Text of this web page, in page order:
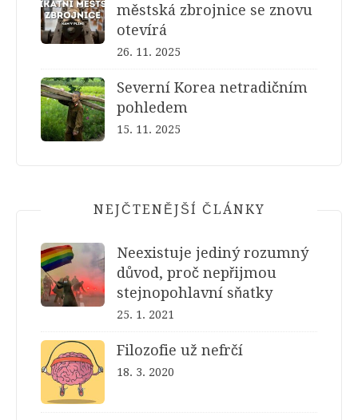
městská zbrojnice se znovu
otevírá
26. 11. 2025
Severní Korea netradičním
pohledem
15. 11. 2025
NEJČTENĚJŠÍ ČLÁNKY
Neexistuje jediný rozumný
důvod, proč nepřijmou
stejnopohlavní sňatky
25. 1. 2021
Filozofie už nefrčí
18. 3. 2020